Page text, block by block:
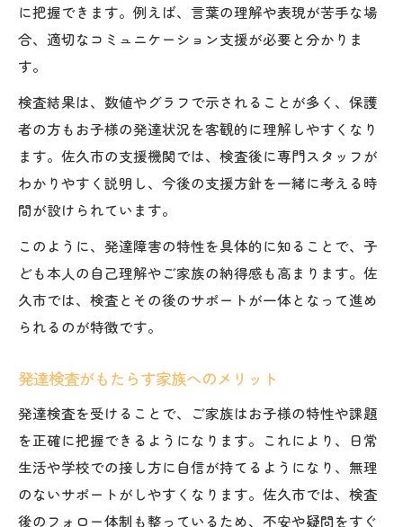
に把握できます。例えば、言葉の理解や表現が苦手な場
合、適切なコミュニケーション支援が必要と分かりま
す。
検査結果は、数値やグラフで示されることが多く、保護
者の方もお子様の発達状況を客観的に理解しやすくなり
ます。佐久市の支援機関では、検査後に専門スタッフが
わかりやすく説明し、今後の支援方針を一緒に考える時
間が設けられています。
このように、発達障害の特性を具体的に知ることで、子
ども本人の自己理解やご家族の納得感も高まります。佐
久市では、検査とその後のサポートが一体となって進め
られるのが特徴です。
発達検査がもたらす家族へのメリット
発達検査を受けることで、ご家族はお子様の特性や課題
を正確に把握できるようになります。これにより、日常
生活や学校での接し方に自信が持てるようになり、無理
のないサポートがしやすくなります。佐久市では、検査
後のフォロー体制も整っているため、不安や疑問をすぐ